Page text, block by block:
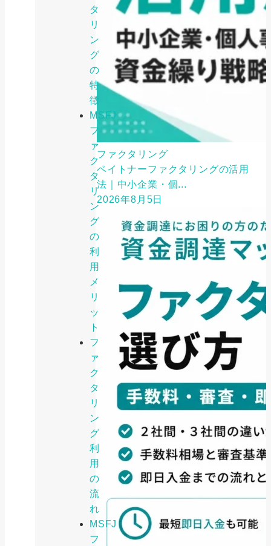
タ
リ
ン
グ
の
特
徴
MSFJ
フ
ァ
ク
タ
リ
ン
グ
の
利
用
メ
リ
ッ
ト
フ
ァ
ク
タ
リ
ン
グ
利
用
の
流
れ
MSFJ
フ
ファクタリング
ペイトナーファクタリングの活用
法｜中小企業・個...
2026年8月5日